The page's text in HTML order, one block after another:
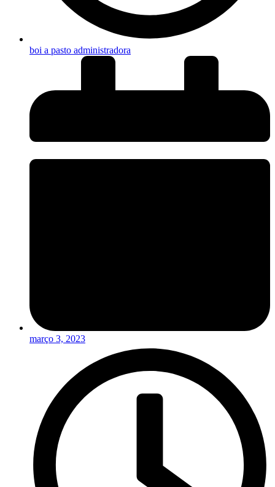
boi a pasto administradora
março 3, 2023